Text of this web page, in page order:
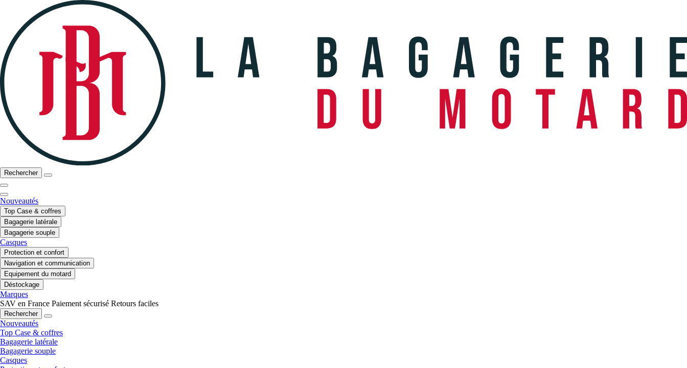
Rechercher
Nouveautés
Top Case & coffres
Bagagerie latérale
Bagagerie souple
Casques
Protection et confort
Navigation et communication
Equipement du motard
Déstockage
Marques
SAV en France Paiement sécurisé Retours faciles
Rechercher
Nouveautés
Top Case & coffres
Bagagerie latérale
Bagagerie souple
Casques